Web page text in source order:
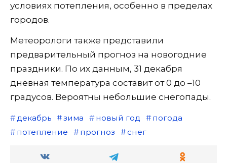
условиях потепления, особенно в пределах
городов.
Метеорологи также представили
предварительный прогноз на новогодние
праздники. По их данным, 31 декабря
дневная температура составит от 0 до –10
градусов. Вероятны небольшие снегопады.
декабрь зима новый год
погода
потепление
прогноз снег